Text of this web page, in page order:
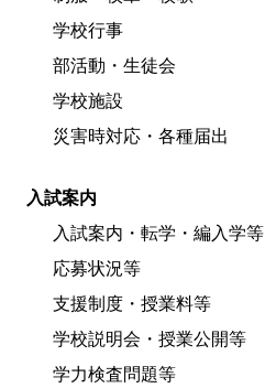
学校行事
部活動・生徒会
学校施設
災害時対応・各種届出
入試案内
入試案内・転学・編入学等
応募状況等
支援制度・授業料等
学校説明会・授業公開等
学力検査問題等